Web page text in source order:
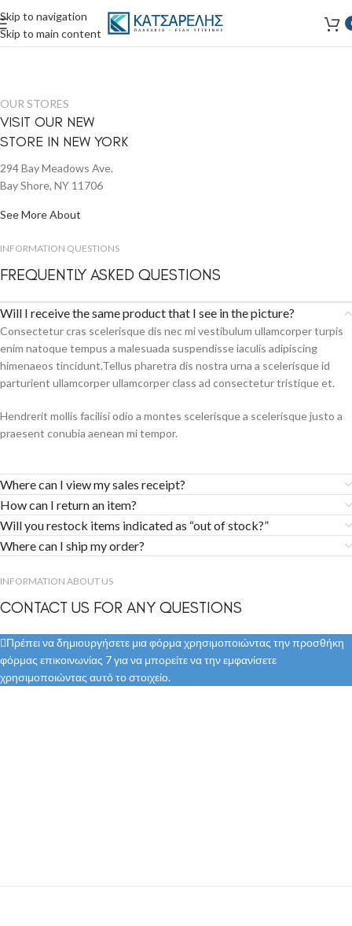
Skip to navigation
Skip to main content
OUR STORES
VISIT OUR NEW
STORE IN NEW YORK
294 Bay Meadows Ave.
Bay Shore, NY 11706
See More About
INFORMATION QUESTIONS
FREQUENTLY ASKED QUESTIONS
Will I receive the same product that I see in the picture?
Consectetur cras scelerisque dis nec mi vestibulum ullamcorper turpis
enim natoque tempus a malesuada suspendisse iaculis adipiscing
himenaeos tincidunt.Tellus pharetra dis nostra urna a scelerisque id
parturient ullamcorper ullamcorper class ad consectetur tristique et.
Hendrerit mollis facilisi odio a montes scelerisque a scelerisque justo a
praesent conubia aenean mi tempor.
Where can I view my sales receipt?
How can I return an item?
Will you restock items indicated as “out of stock?”
Where can I ship my order?
INFORMATION ABOUT US
CONTACT US FOR ANY QUESTIONS
Πρέπει να δημιουργήσετε μια φόρμα χρησιμοποιώντας την προσθήκη
φόρμας επικοινωνίας 7 για να μπορείτε να την εμφανίσετε
χρησιμοποιώντας αυτό το στοιχείο.